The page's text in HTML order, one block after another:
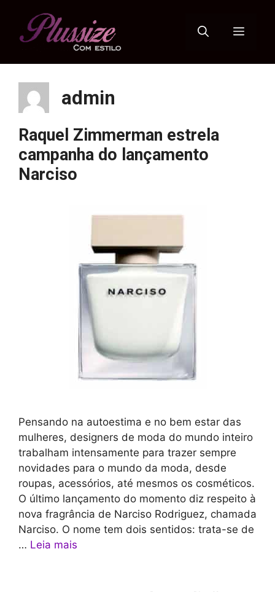
Menu
admin
Raquel Zimmerman estrela
campanha do lançamento
Narciso
Pensando na autoestima e no bem estar das
mulheres, designers de moda do mundo inteiro
trabalham intensamente para trazer sempre
novidades para o mundo da moda, desde
roupas, acessórios, até mesmos os cosméticos.
O último lançamento do momento diz respeito à
nova fragrância de Narciso Rodriguez, chamada
Narciso. O nome tem dois sentidos: trata-se de
… Leia mais